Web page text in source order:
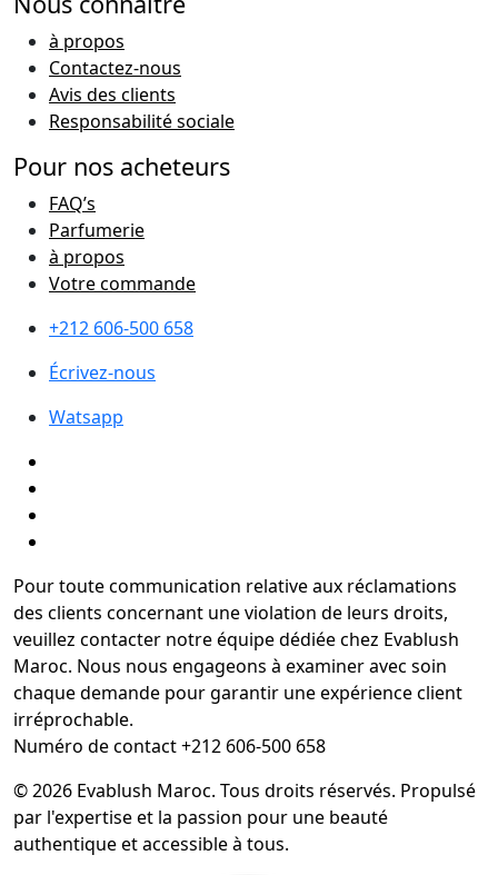
à propos
Contactez-nous
Avis des clients
Responsabilité sociale
Pour nos acheteurs
FAQ’s
Parfumerie
à propos
Votre commande
+212 606-500 658
Écrivez-nous
Watsapp
Pour toute communication relative aux réclamations
des clients concernant une violation de leurs droits,
veuillez contacter notre équipe dédiée chez Evablush
Maroc. Nous nous engageons à examiner avec soin
chaque demande pour garantir une expérience client
irréprochable.
Numéro de contact +212 606-500 658
© 2026 Evablush Maroc. Tous droits réservés. Propulsé
par l'expertise et la passion pour une beauté
authentique et accessible à tous.